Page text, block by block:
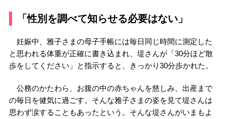
「性別を調べて知らせる必要はない」
妊娠中、雅子さまの母子手帳には毎日同じ時間に測定した
と思われる体重が正確に書き込まれ、堤さんが「30分ほど散
歩をしてください」と指示すると、きっかり30分歩かれた。
公務のかたわら、お腹の中の赤ちゃんを慈しみ、出産まで
の毎日を健気に過ごす。そんな雅子さまの姿を見て堤さんは
思わず涙することもあったという。そんな堤さんがいまもよ